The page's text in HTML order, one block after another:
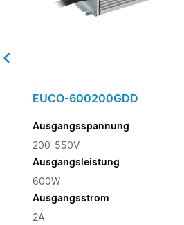
EUCO-600200GDD
Ausgangsspannung
200-550V
Ausgangsleistung
600W
Ausgangsstrom
2A